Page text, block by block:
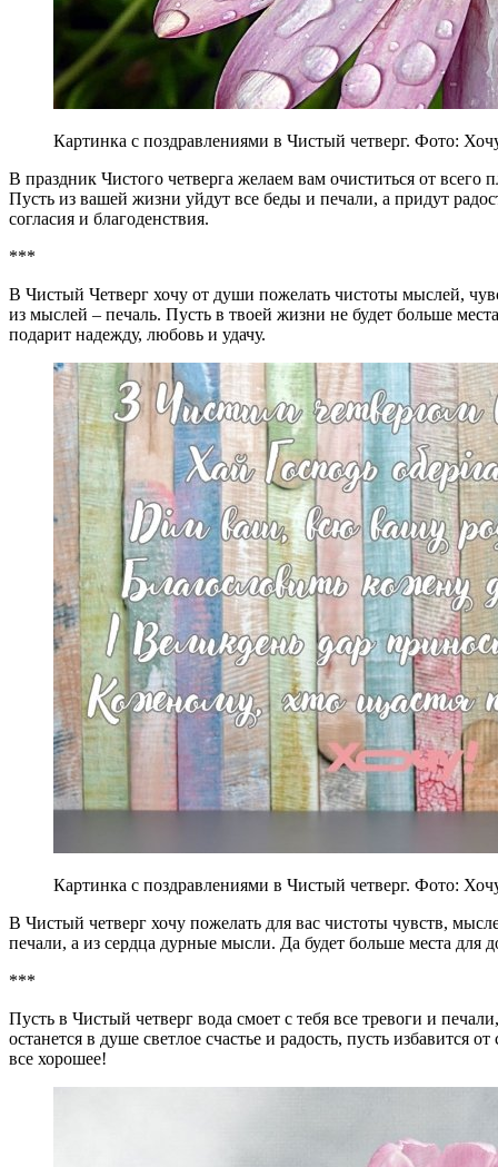
Картинка с поздравлениями в Чистый четверг. Фото:
В праздник Чистого четверга желаем вам очиститься от всего
Пусть из вашей жизни уйдут все беды и печали, а придут
согласия и благоденствия.
***
В Чистый Четверг хочу от души пожелать чистоты мыслей,
из мыслей – печаль. Пусть в твоей жизни не будет больше
подарит надежду, любовь и удачу.
Картинка с поздравлениями в Чистый четверг. Фото:
В Чистый четверг хочу пожелать для вас чистоты чувств,
печали, а из сердца дурные мысли. Да будет больше места для
***
Пусть в Чистый четверг вода смоет с тебя все тревоги и
останется в душе светлое счастье и радость, пусть избавится
все хорошее!